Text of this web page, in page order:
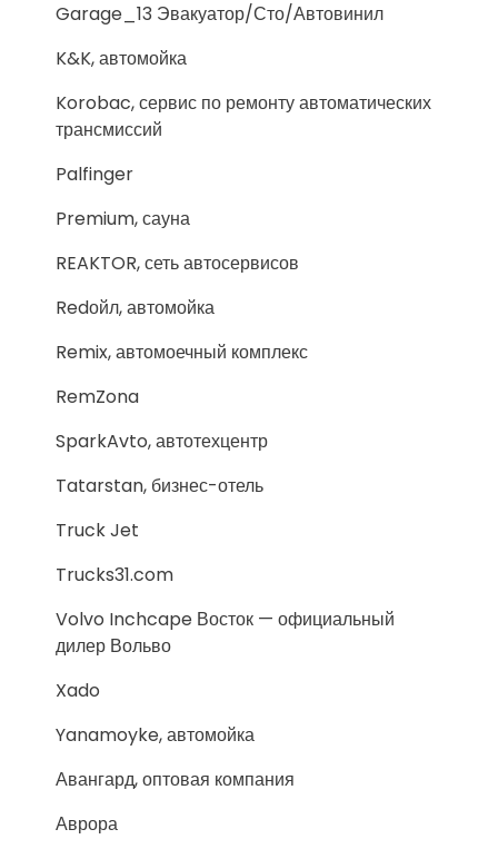
Garage_13 Эвакуатор/Сто/Автовинил
K&K, автомойка
Korobac, сервис по ремонту автоматических
трансмиссий
Palfinger
Premium, сауна
REAKTOR, сеть автосервисов
Redойл, автомойка
Remix, автомоечный комплекс
RemZona
SparkAvto, автотехцентр
Tatarstan, бизнес-отель
Truck Jet
Trucks31.com
Volvo Inchcape Восток — официальный
дилер Вольво
Xado
Yanamoyke, автомойка
Авангард, оптовая компания
Аврора